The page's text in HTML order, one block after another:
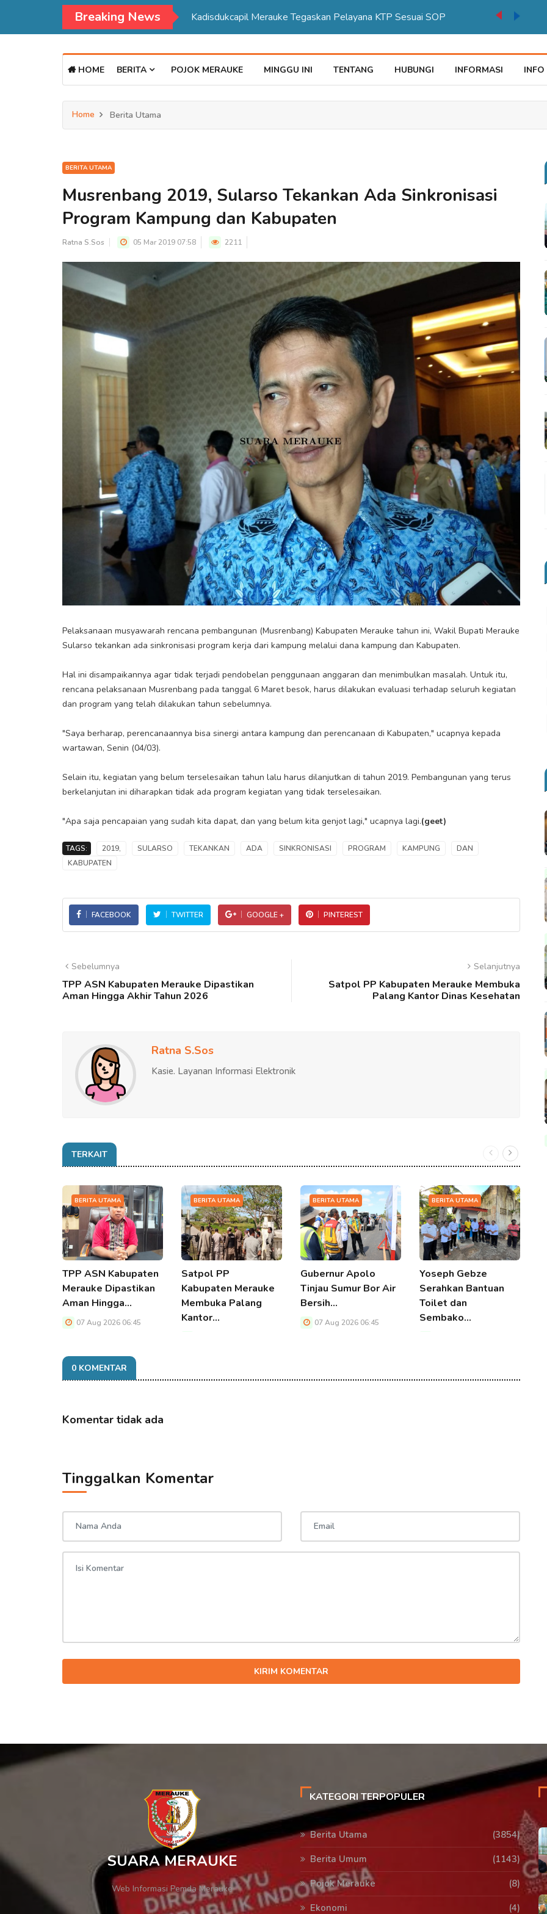
Breaking News Kadisdukcapil Merauke Tegaskan Pelayana KTP Sesuai SOP
HOME BERITA POJOK MERAUKE MINGGU INI TENTANG HUBUNGI INFORMASI
Home Berita Utama
BERITA UTAMA
Musrenbang 2019, Sularso Tekankan Ada Sinkronisasi
Program Kampung dan Kabupaten
Ratna S.Sos 05 Mar 2019 07:58 2211
Pelaksanaan musyawarah rencana pembangunan (Musrenbang) Kabupaten Merauke tahun ini, Wakil Bupati Merauke
Sularso tekankan ada sinkronisasi program kerja dari kampung melalui dana kampung dan Kabupaten.
Hal ini disampaikannya agar tidak terjadi pendobelan penggunaan anggaran dan menimbulkan masalah. Untuk itu,
rencana pelaksanaan Musrenbang pada tanggal 6 Maret besok, harus dilakukan evaluasi terhadap seluruh kegiatan
dan program yang telah dilakukan tahun sebelumnya.
"Saya berharap, perencanaannya bisa sinergi antara kampung dan perencanaan di Kabupaten," ucapnya kepada
wartawan, Senin (04/03).
Selain itu, kegiatan yang belum terselesaikan tahun lalu harus dilanjutkan di tahun 2019. Pembangunan yang terus
berkelanjutan ini diharapkan tidak ada program kegiatan yang tidak terselesaikan.
"Apa saja pencapaian yang sudah kita dapat, dan yang belum kita genjot lagi," ucapnya lagi.(geet)
TAGS: 2019, SULARSO TEKANKAN ADA SINKRONISASI PROGRAM KAMPUNG
DAN
KABUPATEN
FACEBOOK TWITTER GOOGLE + PINTEREST
Sebelumnya
TPP ASN Kabupaten Merauke Dipastikan
Aman Hingga Akhir Tahun 2026
Selanjutnya
Satpol PP Kabupaten Merauke Membuka
Palang Kantor Dinas Kesehatan
Ratna S.Sos
Kasie. Layanan Informasi Elektronik
TERKAIT
BERITA UTAMA
TPP ASN Kabupaten
Merauke Dipastikan
Aman Hingga…
07 Aug 2026 06:45
BERITA UTAMA
Satpol PP
Kabupaten Merauke
Membuka Palang
Kantor…
BERITA UTAMA
Gubernur Apolo
Tinjau Sumur Bor Air
Bersih…
07 Aug 2026 06:45
BERITA UTAMA
Yoseph Gebze
Serahkan Bantuan
Toilet dan
Sembako…
0 KOMENTAR
Komentar tidak ada
Tinggalkan Komentar
KIRIM KOMENTAR
SUARA MERAUKE
Web Informasi Pemda Merauke
KATEGORI TERPOPULER
Berita Utama
(3854)
Berita Umum
(1143)
Pojok Merauke
(8)
Ekonomi
(4)